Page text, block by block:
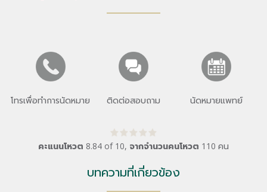
โทรเพื่อทำการนัดหมาย ติดต่อสอบถาม นัดหมายแพทย์
คะแนนโหวต 8.84 of 10, จากจำนวนคนโหวต 110 คน
บทความที่เกี่ยวข้อง